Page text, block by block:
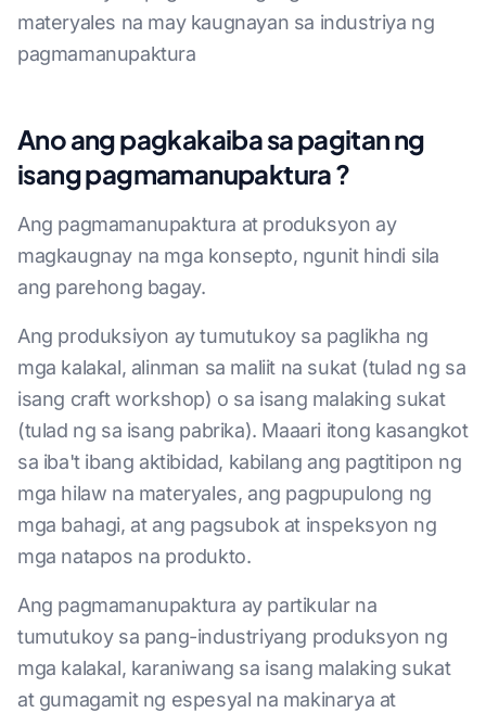
materyales na may kaugnayan sa industriya ng
pagmamanupaktura
Ano ang pagkakaiba sa pagitan ng
isang pagmamanupaktura ?
Ang pagmamanupaktura at produksyon ay
magkaugnay na mga konsepto, ngunit hindi sila
ang parehong bagay.
Ang produksiyon ay tumutukoy sa paglikha ng
mga kalakal, alinman sa maliit na sukat (tulad ng sa
isang craft workshop) o sa isang malaking sukat
(tulad ng sa isang pabrika). Maaari itong kasangkot
sa iba't ibang aktibidad, kabilang ang pagtitipon ng
mga hilaw na materyales, ang pagpupulong ng
mga bahagi, at ang pagsubok at inspeksyon ng
mga natapos na produkto.
Ang pagmamanupaktura ay partikular na
tumutukoy sa pang-industriyang produksyon ng
mga kalakal, karaniwang sa isang malaking sukat
at gumagamit ng espesyal na makinarya at